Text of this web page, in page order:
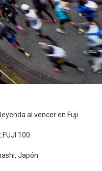
al vencer en Fuji
100.
Japón.